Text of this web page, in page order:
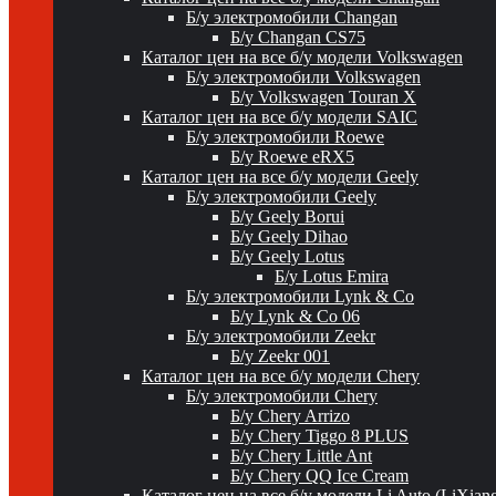
Б/у электромобили Changan
Б/у Changan CS75
Каталог цен на все б/у модели Volkswagen
Б/у электромобили Volkswagen
Б/у Volkswagen Touran X
Каталог цен на все б/у модели SAIC
Б/у электромобили Roewe
Б/у Roewe eRX5
Каталог цен на все б/у модели Geely
Б/у электромобили Geely
Б/у Geely Borui
Б/у Geely Dihao
Б/у Geely Lotus
Б/у Lotus Emira
Б/у электромобили Lynk & Co
Б/у Lynk & Co 06
Б/у электромобили Zeekr
Б/у Zeekr 001
Каталог цен на все б/у модели Chery
Б/у электромобили Chery
Б/у Chery Arrizo
Б/у Chery Tiggo 8 PLUS
Б/у Chery Little Ant
Б/у Chery QQ Ice Cream